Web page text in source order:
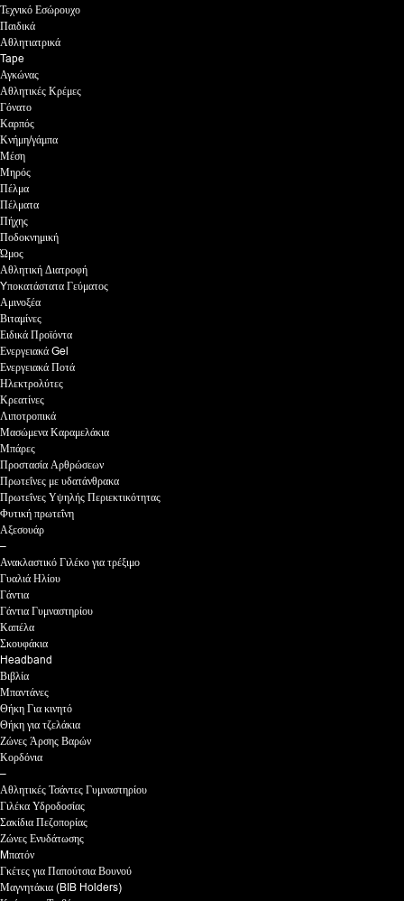
Τεχνικό Εσώρουχο
Παιδικά
Αθλητιατρικά
Tape
Αγκώνας
Αθλητικές Κρέμες
Γόνατο
Καρπός
Κνήμη/γάμπα
Μέση
Μηρός
Πέλμα
Πέλματα
Πήχης
Ποδοκνημική
Ώμος
Αθλητική Διατροφή
Yποκατάστατα Γεύματος
Αμινοξέα
Βιταμίνες
Ειδικά Προϊόντα
Ενεργειακά Gel
Ενεργειακά Ποτά
Ηλεκτρολύτες
Κρεατίνες
Λιποτροπικά
Μασώμενα Καραμελάκια
Μπάρες
Προστασία Αρθρώσεων
Πρωτεΐνες με υδατάνθρακα
Πρωτεΐνες Υψηλής Περιεκτικότητας
Φυτική πρωτεΐνη
Αξεσουάρ
–
Ανακλαστικό Γιλέκο για τρέξιμο
Γυαλιά Ηλίου
Γάντια
Γάντια Γυμναστηρίου
Καπέλα
Σκουφάκια
Headband
Βιβλία
Μπαντάνες
Θήκη Για κινητό
Θήκη για τζελάκια
Ζώνες Άρσης Βαρών
Κορδόνια
–
Αθλητικές Τσάντες Γυμναστηρίου
Γιλέκα Υδροδοσίας
Σακίδια Πεζοπορίας
Ζώνες Ενυδάτωσης
Mπατόν
Γκέτες για Παπούτσια Βουνού
Μαγνητάκια (BIB Holders)